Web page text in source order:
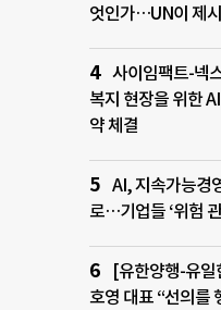
엇인가…UN이 제
사이임팩트-넥
복지 현장을 위한
약 체결
AI, 지속가능경
로…기업들 ‘위험
[유한양행-유일
호영 대표 “선의를